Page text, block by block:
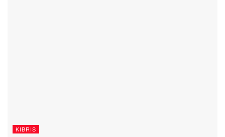
KIBRIS